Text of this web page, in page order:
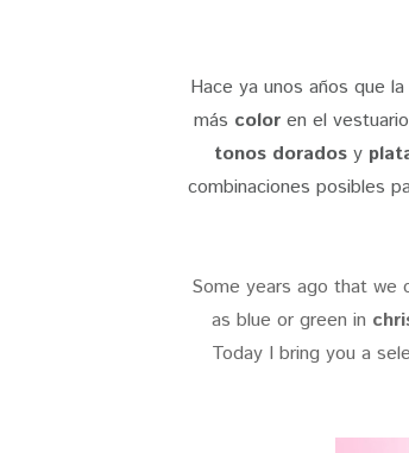
Hace ya unos años que la
más color en el
tonos dorados y
combinaciones posibles
Some years ago that we
as blue or green in
Today I bring you a